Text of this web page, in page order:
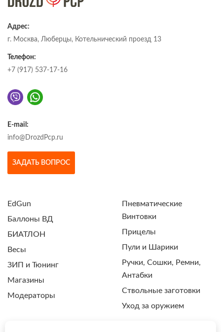
Адрес:
г. Москва, Люберцы, Котельнический проезд 13
Телефон:
+7 (917) 537-17-16
E-mail:
info@DrozdPcp.ru
ЗАДАТЬ ВОПРОС
EdGun
Баллоны ВД
БИАТЛОН
Весы
ЗИП и Тюнинг
Магазины
Модераторы
Пневматические
Винтовки
Прицелы
Пули и Шарики
Ручки, Сошки, Ремни,
Антабки
Ствольные заготовки
Уход за оружием